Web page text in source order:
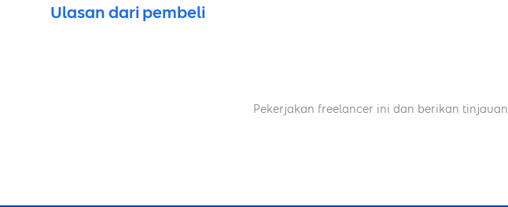
Ulasan dari pembeli
Pekerjakan freelancer ini dan berikan tinjauan